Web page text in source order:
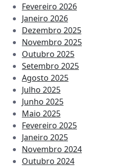
Fevereiro 2026
Janeiro 2026
Dezembro 2025
Novembro 2025
Outubro 2025
Setembro 2025
Agosto 2025
Julho 2025
Junho 2025
Maio 2025
Fevereiro 2025
Janeiro 2025
Novembro 2024
Outubro 2024